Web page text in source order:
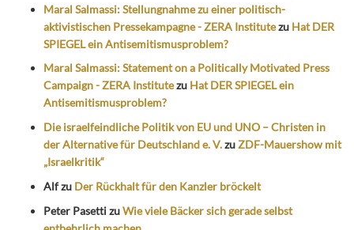
Maral Salmassi: Stellungnahme zu einer politisch-
aktivistischen Pressekampagne - ZERA Institutezu Hat DER
SPIEGEL ein Antisemitismusproblem?
Maral Salmassi: Statement on a Politically Motivated Press
Campaign - ZERA Institutezu Hat DER SPIEGEL ein
Antisemitismusproblem?
Die israelfeindliche Politik von EU und UNO – Christen in
der Alternative für Deutschland e. V.zuZDF-Mauershow mit
„Israelkritik“
Alfzu Der Rückhalt für den Kanzler bröckelt
Peter PasettizuWie viele Bäcker sich gerade selbst